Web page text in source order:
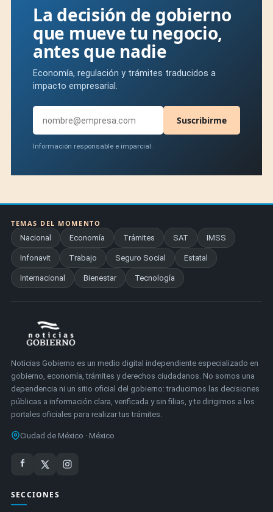
La decisión de gobierno
que mueve tu negocio,
antes que nadie
Economía, regulación y trámites traducidos a
impacto empresarial.
Suscribirme
Información responsable e imparcial.
TEMAS DEL MOMENTO
Nacional
Economía Trámites SAT IMSS
Infonavit Trabajo Seguro Social Estatal
Internacional Bienestar Tecnología
Noticias Gobierno es un medio digital independiente especializado en
gobierno, economía, trámites y derechos ciudadanos. No somos una
dependencia ni un sitio oficial del gobierno: traducimos las decisiones
públicas a información clara, verificada y sin filias, y te dirigimos a los
portales oficiales para realizar tus trámites.
Ciudad de México · México
SECCIONES